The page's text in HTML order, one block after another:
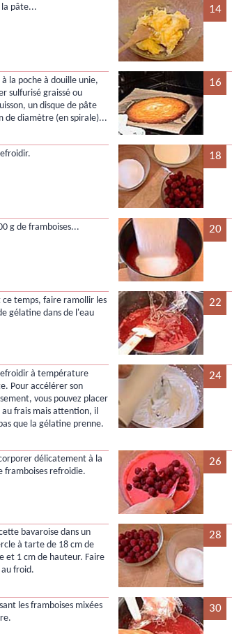
la pâte... 14
à la poche à douille unie,
sulfurisé graissé ou
un disque de pâte
de diamètre (en spirale)...
16
18
g de framboises... 20
ce temps, faire ramollir les
gélatine dans de l'eau
22
à température
Pour accélérer son
vous pouvez placer
au frais mais attention, il
que la gélatine prenne.
24
délicatement à la
framboises refroidie.
26
bavaroise dans un
à tarte de 18 cm de
et 1 cm de hauteur. Faire
froid.
28
les framboises mixées
30